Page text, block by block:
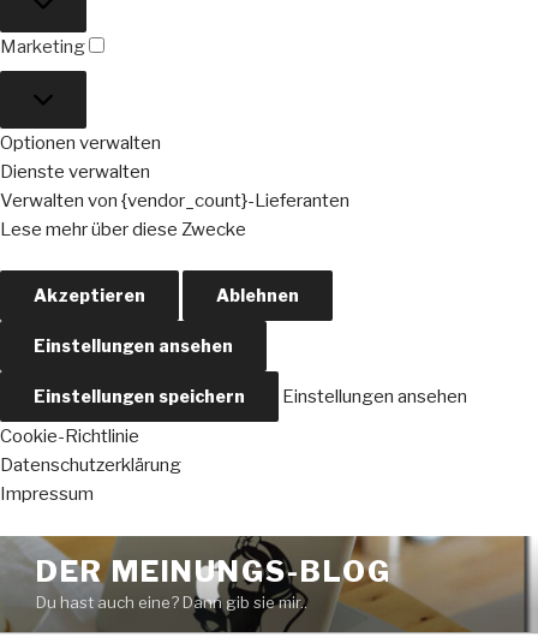
Marketing
Optionen verwalten
Dienste verwalten
Verwalten von {vendor_count}-Lieferanten
Lese mehr über diese Zwecke
Akzeptieren Ablehnen
Einstellungen ansehen
Einstellungen speichern
Einstellungen ansehen
Cookie-Richtlinie
Datenschutzerklärung
Impressum
Zum
Inhalt
springen
DER MEINUNGS-BLOG
Du hast auch eine? Dann gib sie mir..